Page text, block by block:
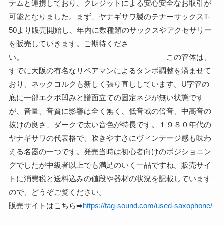
テムと連携しており、クレジットによる安心安全なお取引が
可能となりました。まず、ヤナギサワ製のテナーサックスT-
50より販売開始し、年内に数種類のサックスやアクセサリー
を販売していきます。ご期待くださ
い。 この管体は、
すでに大阪の有名なリペアマンによるタンポ調整を済ませて
おり、ネックコルクも新しく張り直ししています。U字管の
底に一部エクボ凹みと譜面立ての固定ネジが無い状態です
が、音量、音質に影響は全く無く、低音域の倍音、中高音の
抜けの良さ、ダークで太い音色が特長です。１９８０年代の
ヤナギサワの代表格で、吹きやすさにヴィンテージ感も味わ
える名器の一つです。発売当時は初心者向けのポジショニン
グでしたが中級者以上でも満足のいく一品ですね。販売サイ
トに消費税と送料込みの値段や器材の状況を記載しています
ので、どうぞご覧ください。
販売サイトはこちら➡https://tag-sound.com/used-saxophone/